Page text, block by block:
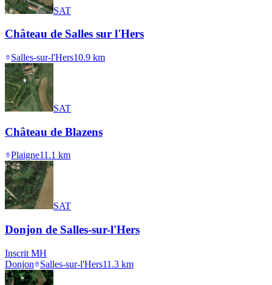
SAT
Château de Salles sur l'Hers
Salles-sur-l'Hers10.9 km
SAT
Château de Blazens
Plaigne11.1 km
SAT
Donjon de Salles-sur-l'Hers
Inscrit MH
Donjon
Salles-sur-l'Hers11.3 km